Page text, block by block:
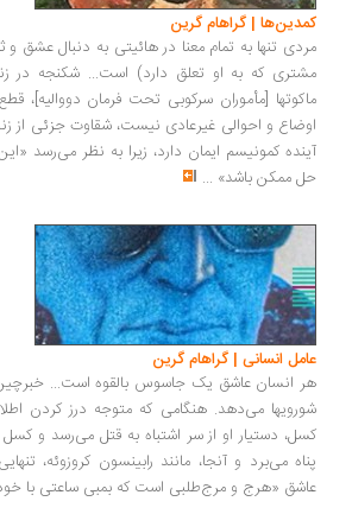
کمدین‌ها | گراهام گرین
مردی تنها به تمام معنا در هائیتی به دنبال عشق
مشتری که به او تعلق دارد) است... شکنجه در
ماکوتها [مأموران سرکوبی تحت فرمان دووالیه]،
اوضاع و احوالی غیرعادی نیست، شقاوت جزئی از
آینده کمونیسم ایمان دارد، زیرا به نظر می‌رسد
حل ممکن باشد» ...
عامل انسانی | گراهام گرین
هر انسان عاشق یک جاسوس بالقوه است...
شورویها می­‌دهد. هنگامی که متوجه درز کردن
کسل، دستیار او از سر اشتباه به قتل می‌­رسد و
پناه می‌­برد و آنجا، مانند رابینسون کروزوئه،
عاشق «هرج و مرج‌­طلبی است که بمبی ساعتی با